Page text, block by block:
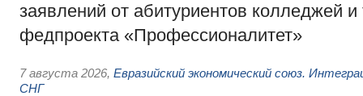
заявлений от абитуриентов колледжей и
федпроекта «Профессионалитет»
7 августа 2026, Евразийский экономический союз.
СНГ